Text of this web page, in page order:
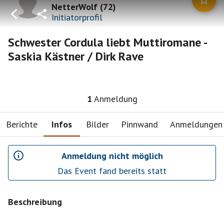
NetterWolf(72)
Initiatorprofil
Schwester Cordula liebt Muttiromane -
Saskia Kästner / Dirk Rave
1 Anmeldung
Berichte Infos Bilder Pinnwand Anmeldungen
Anmeldung nicht möglich
Das Event fand bereits statt
Beschreibung